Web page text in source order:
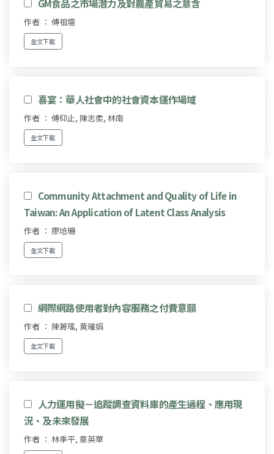
GM食品之市場潛力及對農產貿易之意含
作者 ： 傅祖壇
全文下載
喜宴：華人社會中的社會資本運作場域
作者 ： 傅仰止, 陳志柔, 林南
全文下載
Community Attachment and Quality of Life in
Taiwan: An Application of Latent Class Analysis
作者 ： 廖培珊
全文下載
網際網路使用者對內容服務之付費意願
作者 ： 陳菁瑤, 黃璀娟
全文下載
人力運用擬－追蹤調查資料庫的產生過程、應用現
況、及未來發展
作者 ： 林季平, 章英華